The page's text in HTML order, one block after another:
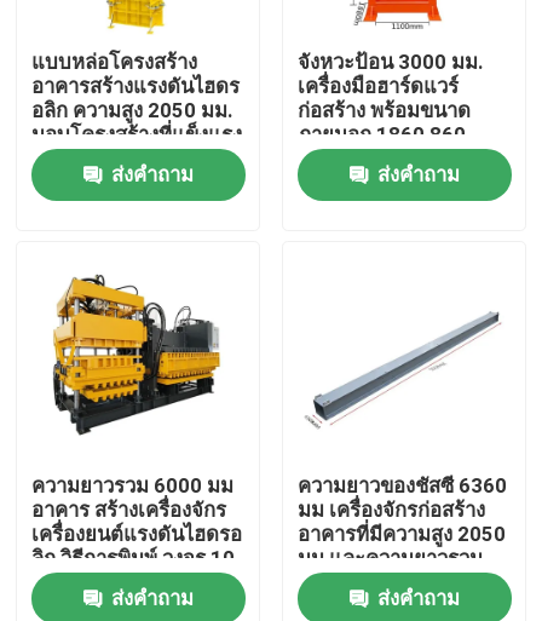
หน้าแรก
สินค้า
ทัวร์โรงงาน
การควบคุมคุณภาพ
ข่าว
กรณี
แบบหล่อโครงสร้าง
อาคารสร้างแรงดันไฮดร
อลิก ความสูง 2050 มม.
มอบโครงสร้างที่แข็งแรง
และโซลูชันการประกอบ
หน้างาน ส่งคำถาม
จังหวะป้อน 3000 มม.
เครื่องมือฮาร์ดแวร์
ก่อสร้าง พร้อมขนาด
ภายนอก 1860 860
1100 มม. เหมาะสำหรับ
โครงการก่อสร้างสำหรับ
งานหนัก
ส่งคำถาม
ความยาวรวม 6000 มม
อาคาร สร้างเครื่องจักร
เครื่องยนต์แรงดันไฮดรอ
ลิก วิธีการพิมพ์ วงจร 10-
12s อุปกรณ์หนัก
ส่งคำถาม
ความยาวของชัสซี 6360
มม เครื่องจักรก่อสร้าง
อาคารที่มีความสูง 2050
มม และความยาวรวม
6000 มม สําหรับความ
ทนทาน
ส่งคำถาม